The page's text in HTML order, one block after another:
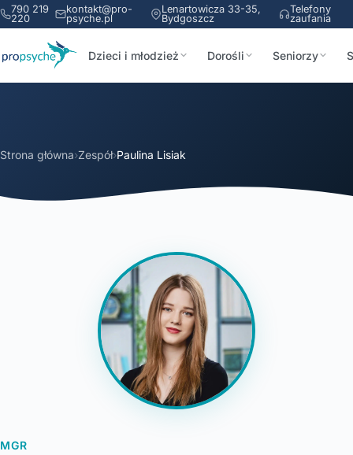
790 219
220
kontakt@pro-
psyche.pl
Lenartowicza 33-35,
Bydgoszcz
Telefony
zaufania
Dzieci i młodzież Dorośli Seniorzy
Strona główna›Zespół›Paulina Lisiak
MGR